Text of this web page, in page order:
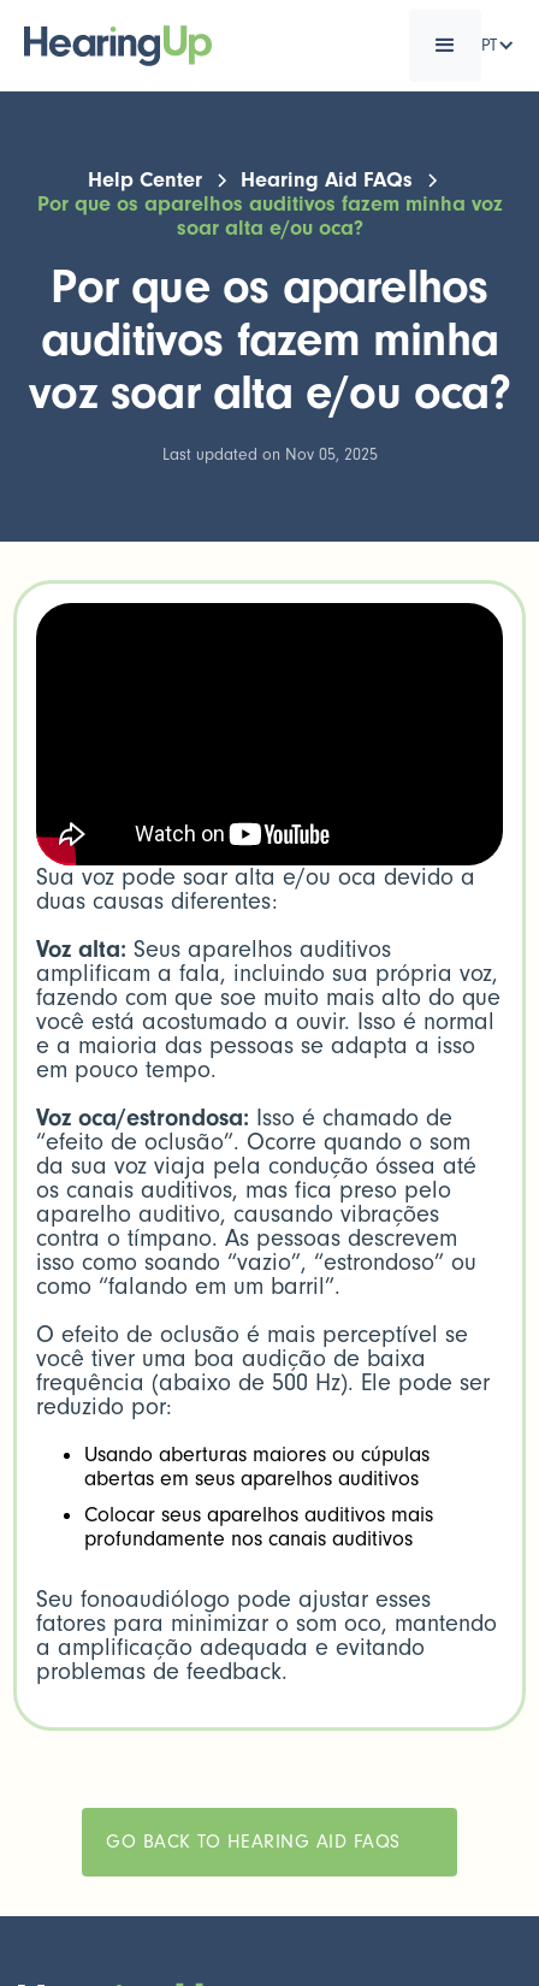
PT
Help Center
Hearing Aid FAQs
Por que os aparelhos auditivos fazem minha voz
soar alta e/ou oca?
Por que os aparelhos
auditivos fazem minha
voz soar alta e/ou oca?
Last updated on Nov 05, 2025
Sua voz pode soar alta e/ou oca devido a
duas causas diferentes:
Voz alta: Seus aparelhos auditivos
amplificam a fala, incluindo sua própria voz,
fazendo com que soe muito mais alto do que
você está acostumado a ouvir. Isso é normal
e a maioria das pessoas se adapta a isso
em pouco tempo.
Voz oca/estrondosa: Isso é chamado de
“efeito de oclusão”. Ocorre quando o som
da sua voz viaja pela condução óssea até
os canais auditivos, mas fica preso pelo
aparelho auditivo, causando vibrações
contra o tímpano. As pessoas descrevem
isso como soando “vazio”, “estrondoso” ou
como “falando em um barril”.
O efeito de oclusão é mais perceptível se
você tiver uma boa audição de baixa
frequência (abaixo de 500 Hz). Ele pode ser
reduzido por:
Usando aberturas maiores ou cúpulas
abertas em seus aparelhos auditivos
Colocar seus aparelhos auditivos mais
profundamente nos canais auditivos
Seu fonoaudiólogo pode ajustar esses
fatores para minimizar o som oco, mantendo
a amplificação adequada e evitando
problemas de feedback.
GO BACK TO HEARING AID FAQS